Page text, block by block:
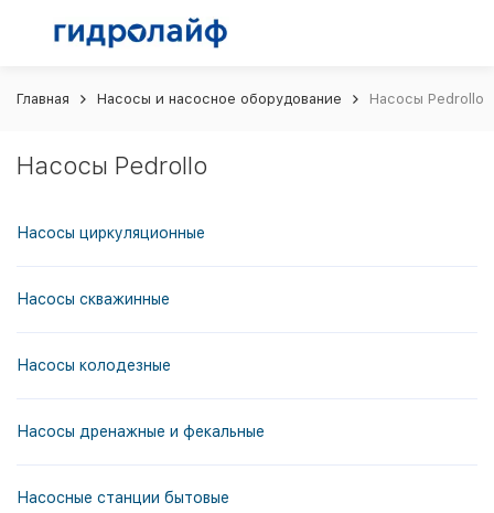
Главная Насосы и насосное оборудование Насосы Pedrollo
Насосы Pedrollo
Насосы циркуляционные
Насосы скважинные
Насосы колодезные
Насосы дренажные и фекальные
Насосные станции бытовые